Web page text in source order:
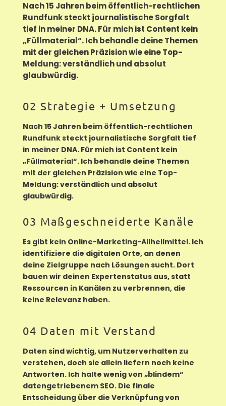
Nach 15 Jahren beim öffentlich-rechtlichen
Rundfunk steckt journalistische Sorgfalt
tief in meiner DNA. Für mich ist Content kein
„Füllmaterial“. Ich behandle deine Themen
mit der gleichen Präzision wie eine Top-
Meldung: verständlich und absolut
glaubwürdig.
02 Strategie + Umsetzung
Nach 15 Jahren beim öffentlich-rechtlichen
Rundfunk steckt journalistische Sorgfalt tief
in meiner DNA. Für mich ist Content kein
„Füllmaterial“. Ich behandle deine Themen
mit der gleichen Präzision wie eine Top-
Meldung: verständlich und absolut
glaubwürdig.
03 Maßgeschneiderte Kanäle
Es gibt kein Online-Marketing-Allheilmittel. Ich
identifiziere die digitalen Orte, an denen
deine Zielgruppe nach Lösungen sucht. Dort
bauen wir deinen Expertenstatus aus, statt
Ressourcen in Kanälen zu verbrennen, die
keine Relevanz haben.
04 Daten mit Verstand
Daten sind wichtig, um Nutzerverhalten zu
verstehen, doch sie allein liefern noch keine
Antworten. Ich halte wenig von „blindem“
datengetriebenem SEO. Die finale
Entscheidung über die Verknüpfung von